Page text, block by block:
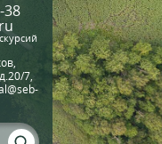
38
7,